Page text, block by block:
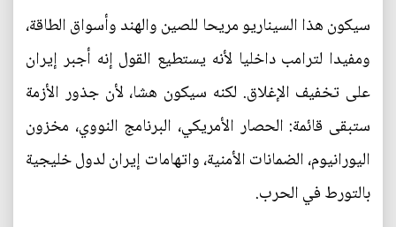
سيكون هذا السيناريو مريحا للصين والهند وأسواق الطاقة،
ومفيدا لترامب داخليا لأنه يستطيع القول إنه أجبر إيران
على تخفيف الإغلاق. لكنه سيكون هشا، لأن جذور الأزمة
ستبقى قائمة: الحصار الأمريكي، البرنامج النووي، مخزون
اليورانيوم، الضمانات الأمنية، واتهامات إيران لدول خليجية
بالتورط في الحرب.